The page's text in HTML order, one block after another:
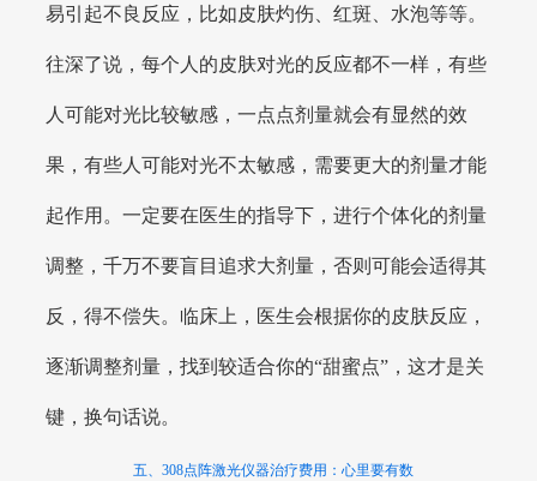
易引起不良反应，比如皮肤灼伤、红斑、水泡等等。
往深了说，每个人的皮肤对光的反应都不一样，有些
人可能对光比较敏感，一点点剂量就会有显然的效
果，有些人可能对光不太敏感，需要更大的剂量才能
起作用。一定要在医生的指导下，进行个体化的剂量
调整，千万不要盲目追求大剂量，否则可能会适得其
反，得不偿失。临床上，医生会根据你的皮肤反应，
逐渐调整剂量，找到较适合你的“甜蜜点”，这才是关
键，换句话说。
五、308点阵激光仪器治疗费用：心里要有数